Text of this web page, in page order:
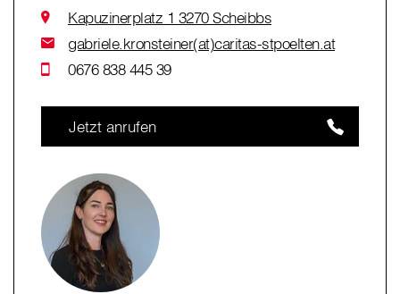
Kapuzinerplatz 1 3270 Scheibbs
gabriele.kronsteiner(at)caritas-stpoelten.at
0676 838 445 39
Jetzt anrufen